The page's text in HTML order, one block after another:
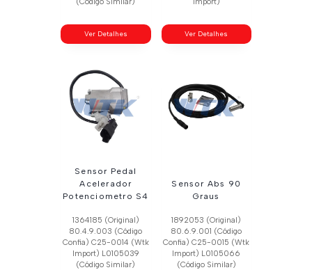
Ver Detalhes Ver Detalhes
Sensor Pedal
Acelerador
Potenciometro S4
1364185 (Original)
80.4.9.003 (Código
Confia) C25-0014 (Wtk
Import) L0105039
(Código Similar)
Sensor Abs 90
Graus
1892053 (Original)
80.6.9.001 (Código
Confia) C25-0015 (Wtk
Import) L0105066
(Código Similar)